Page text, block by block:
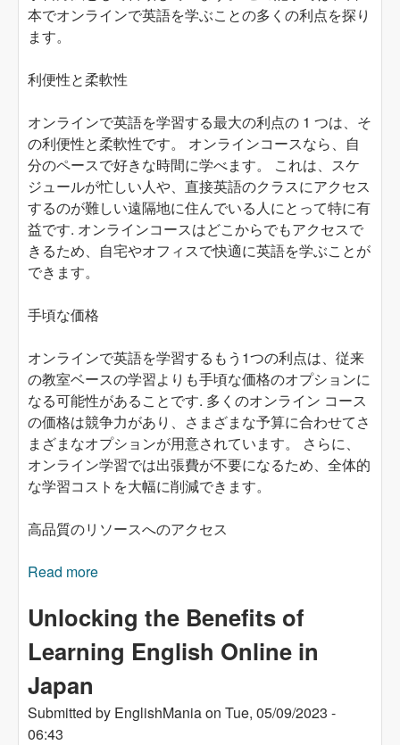
本でオンラインで英語を学ぶことの多くの利点を探り
ます。
利便性と柔軟性
オンラインで英語を学習する最大の利点の 1 つは、そ
の利便性と柔軟性です。 オンラインコースなら、自
分のペースで好きな時間に学べます。 これは、スケ
ジュールが忙しい人や、直接英語のクラスにアクセス
するのが難しい遠隔地に住んでいる人にとって特に有
益です. オンラインコースはどこからでもアクセスで
きるため、自宅やオフィスで快適に英語を学ぶことが
できます。
手頃な価格
オンラインで英語を学習するもう1つの利点は、従来
の教室ベースの学習よりも手頃な価格のオプションに
なる可能性があることです. 多くのオンライン コース
の価格は競争力があり、さまざまな予算に合わせてさ
まざまなオプションが用意されています。 さらに、
オンライン学習では出張費が不要になるため、全体的
な学習コストを大幅に削減できます。
高品質のリソースへのアクセス
Read more
Unlocking the Benefits of
Learning English Online in
Japan
Submitted by EnglishManiaon Tue, 05/09/2023 -
06:43